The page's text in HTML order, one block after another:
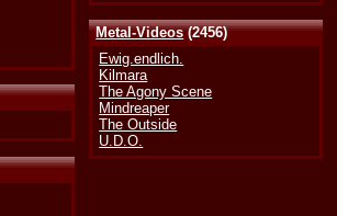
Metal-Videos(2456)
Ewig.endlich.
Kilmara
The Agony Scene
Mindreaper
The Outside
U.D.O.